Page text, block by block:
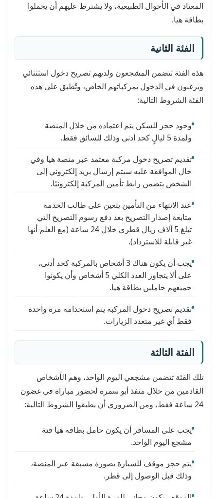
المعتاد في الأحوال الطبيعية، ولا يشترط عليهم أن يحملوا
بطاقة هيا.
الفئة الثانية
هذه الفئة تتضمن المشجعون ولديهم تصريح دخول استثنائي
ويرغبون في الدخول بمركباتهم الخاص، وتُطبق على هذه
الفئة الشروط التالية:
وجود حجز للسكن يتم اعتماده من خلال المنصة
ولمدة 5 ليالٍ كحد أدنى وذلك للسائق فقط.
تقديم تصريح دخول مركبة معتمد عبر منصة هيا وفي
حال الموافقة عليه سيتم إرسال بريد إلكتروني إلى
الشخص يتضمن رابط تأمين المركبة إلكترونيًا.
عند الانتهاء من التأمين يتعين على طالب الخدمة
متابعة إصدار التصريح بعد دفع رسوم التصريح التي
تبلغ 5 آلاف ريال قطري خلال 24 ساعة (مع العلم أنها
غير قابلة للاسترداد).
يجب أن يكون هناك 3 أشخاص بالمركبة كحد أدنى،
على ألا يتجاوز العدد الكلي 5 أشخاص وأن يكونوا
جميعهم حاملين بطاقة هيا.
تقديم تصريح دخول المركبة يتم استخدامه مرة واحدة
فقط أي غير متعدد الزيارات.
الفئة الثالثة
تلك الفئة تتضمن مشجعي اليوم الواحد، وهم الأشخاص
القادمين من خلال منفذ أبو سمرة لحضور مباراة في غضون
24 ساعة فقط، ومن الضروري أن يطبقوا الشروط التالية:
يجب على المسافر أن يكون حامل بطاقة هيا فئة
مشجع اليوم الواحد.
يتم حجز موقف للسيارة بصورة مسبقة عبر المنصة،
وذلك قبل الوصول إلى قطر.